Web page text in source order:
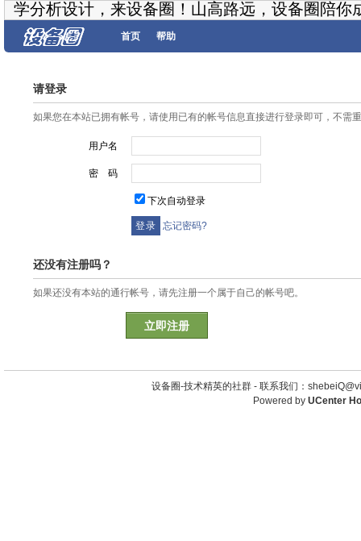
学分析设计，来设备圈！山高路远，设备圈陪你
首页 帮助
请登录
如果您在本站已拥有帐号，请使用已有的帐号信息直接进行登录即可，不需
用户名
密 码
下次自动登录
忘记密码?
还没有注册吗？
如果还没有本站的通行帐号，请先注册一个属于自己的帐号吧。
立即注册
设备圈-技术精英的社群 - 联系我们：
Powered by UCenter